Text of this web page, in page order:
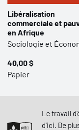
Libéralisation
commerciale et
en Afrique
Sociologie et
40,00 $
Papier
Le travail
d'ici. De